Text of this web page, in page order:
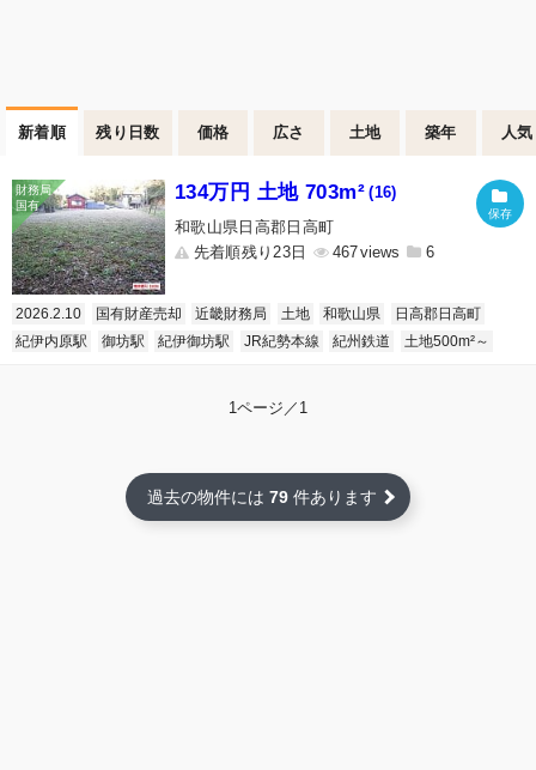
新着順 残り日数 価格 広さ 土地 築年 人気
134万円 土地 703m² (16)
和歌山県日高郡日高町
先着順残り23日
467 6
2026.2.10 国有財産売却 近畿財務局 土地 和歌山県
日高郡日高町
紀伊内原駅
御坊駅 紀伊御坊駅 JR紀勢本線 紀州鉄道 土地500m²～
1ページ／1
過去の物件には 79 件あります